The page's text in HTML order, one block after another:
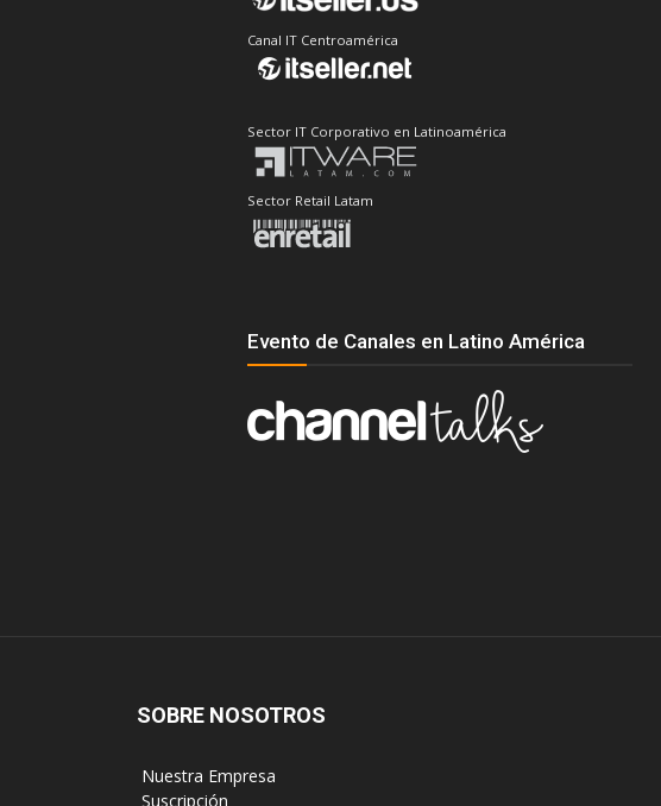
Canal IT Centroamérica
Sector IT Corporativo en Latinoamérica
Sector Retail Latam
Evento de Canales en Latino América
SOBRE NOSOTROS
‎ Nuestra Empresa
‎ Suscripción